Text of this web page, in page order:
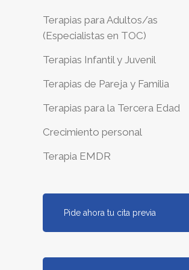
Terapias para Adultos/as
(Especialistas en TOC)
Terapias Infantil y Juvenil
Terapias de Pareja y Familia
Terapias para la Tercera Edad
Crecimiento personal
Terapia EMDR
Pide ahora tu cita previa